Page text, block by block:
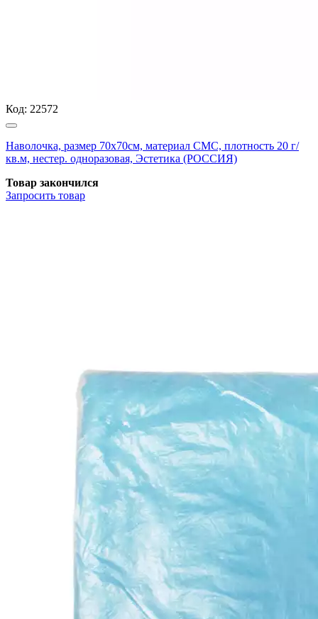
Код: 22572
Наволочка, размер 70х70см, материал СМС, плотность 20 г/
кв.м, нестер. одноразовая, Эстетика (РОССИЯ)
Товар закончился
Запросить товар